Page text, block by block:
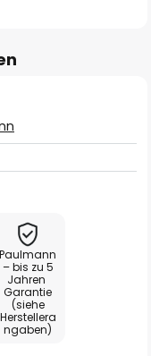
Paulmann
– bis zu 5
Jahren
Garantie
(siehe
Herstellera
ngaben)